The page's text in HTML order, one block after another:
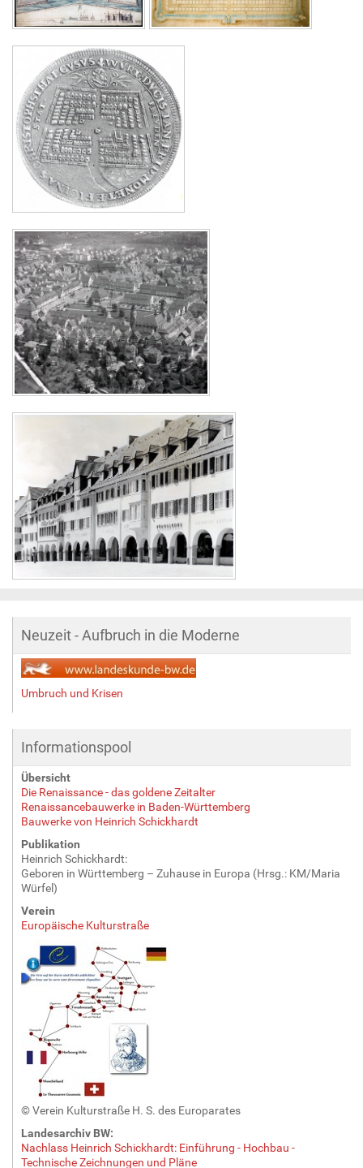
Neuzeit - Aufbruch in die Moderne
Umbruch und Krisen
Informationspool
Übersicht
Die Renaissance - das goldene Zeitalter
Renaissancebauwerke in Baden-Württemberg
Bauwerke von Heinrich Schickhardt
Publikation
Heinrich Schickhardt:
Geboren in Württemberg – Zuhause in Europa (Hrsg.: KM/Maria
Würfel)
Verein
Europäische Kulturstraße
© Verein Kulturstraße H. S. des Europarates
Landesarchiv BW:
Nachlass Heinrich Schickhardt: Einführung - Hochbau -
Technische Zeichnungen und Pläne